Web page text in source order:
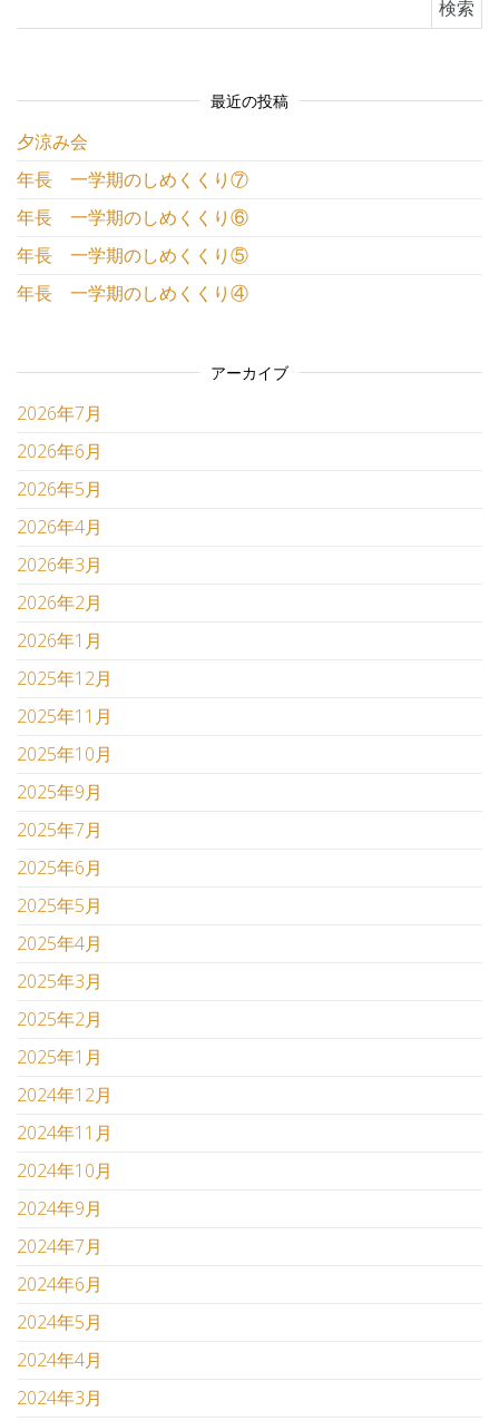
最近の投稿
夕涼み会
年長 一学期のしめくくり⑦
年長 一学期のしめくくり⑥
年長 一学期のしめくくり⑤
年長 一学期のしめくくり④
アーカイブ
2026年7月
2026年6月
2026年5月
2026年4月
2026年3月
2026年2月
2026年1月
2025年12月
2025年11月
2025年10月
2025年9月
2025年7月
2025年6月
2025年5月
2025年4月
2025年3月
2025年2月
2025年1月
2024年12月
2024年11月
2024年10月
2024年9月
2024年7月
2024年6月
2024年5月
2024年4月
2024年3月